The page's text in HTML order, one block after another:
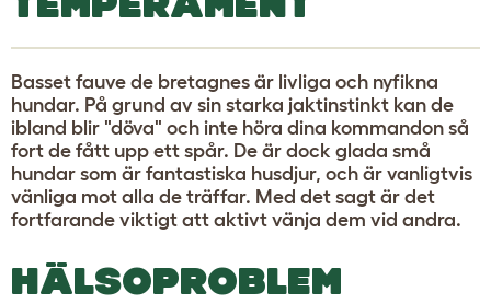
Basset fauve de bretagnes är livliga och nyfikna
hundar. På grund av sin starka jaktinstinkt kan de
ibland blir "döva" och inte höra dina kommandon så
fort de fått upp ett spår. De är dock glada små
hundar som är fantastiska husdjur, och är vanligtvis
vänliga mot alla de träffar. Med det sagt är det
fortfarande viktigt att aktivt vänja dem vid andra.
HÄLSOPROBLEM